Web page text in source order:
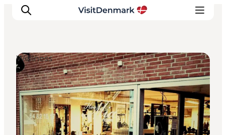
Inspiration
Regionen
Erlebnisse
Unterkünfte
Wellness